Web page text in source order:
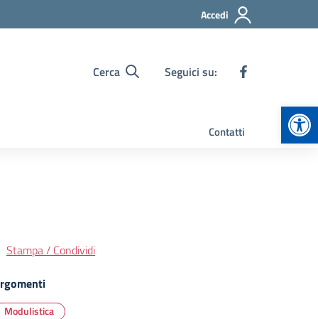
Accedi
Cerca Seguici su:
Contatti
Stampa / Condividi
Modulistica